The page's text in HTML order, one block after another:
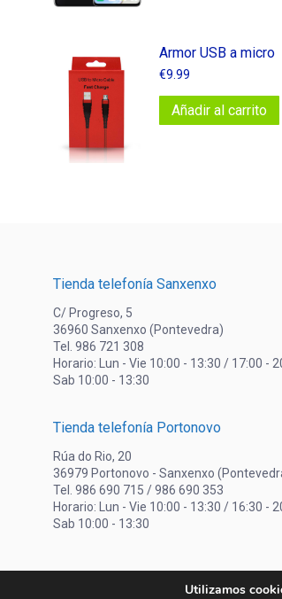
Armor USB a micro
€9.99
Añadir al carrito
Tienda telefonía Sanxenxo
C/ Progreso, 5
36960 Sanxenxo (Pontevedra)
Tel. 986 721 308
Horario: Lun - Vie 10:00 - 13:30 / 17:00 -
Sab 10:00 - 13:30
Tienda telefonía Portonovo
Rúa do Rio, 20
36979 Portonovo - Sanxenxo
Tel. 986 690 715 / 986 690 353
Horario: Lun - Vie 10:00 - 13:30 / 16:30 -
Sab 10:00 - 13:30
Utilizamos